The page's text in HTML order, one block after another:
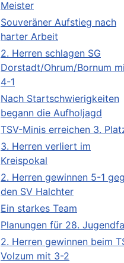
Meister
Souveräner Aufstieg nach
harter Arbeit
2. Herren schlagen SG
Dorstadt/Ohrum/Bornum
4-1
Nach Startschwierigkeiten
begann die Aufholjagd
TSV-Minis erreichen 3.
3. Herren verliert im
Kreispokal
2. Herren gewinnen 5-1
den SV Halchter
Ein starkes Team
Planungen für 28.
2. Herren gewinnen beim
Volzum mit 3-2